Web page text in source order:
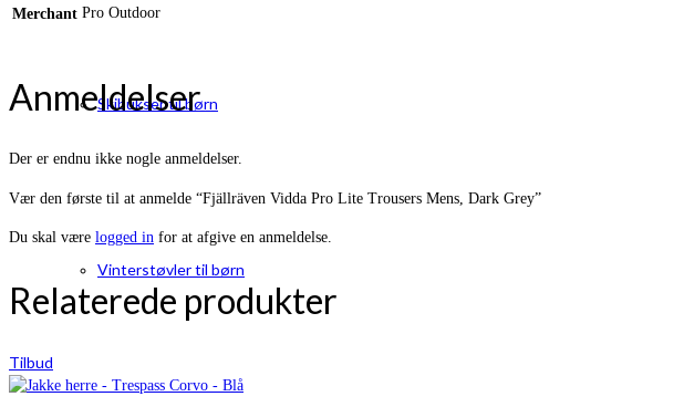
Skibukser til børn
Vinterstøvler til børn
Merchant Pro Outdoor
Anmeldelser
Der er endnu ikke nogle anmeldelser.
Vær den første til at anmelde “Fjällräven Vidda Pro Lite Trousers Mens, Dark Grey”
Du skal være logged in for at afgive en anmeldelse.
Relaterede produkter
Tilbud